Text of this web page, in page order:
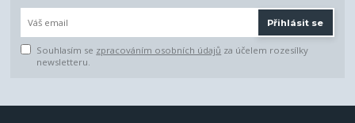
Přihlásit se
Souhlasím se zpracováním osobních údajů za účelem rozesílky
newsletteru.